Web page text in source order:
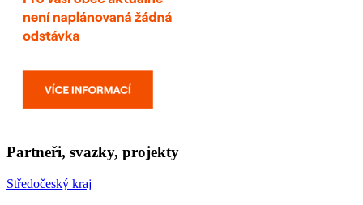
Partneři, svazky, projekty
Středočeský kraj